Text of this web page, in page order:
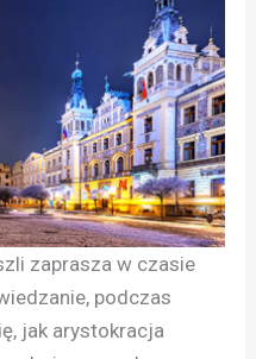
zaprasza w czasie
podczas
jak arystokracja